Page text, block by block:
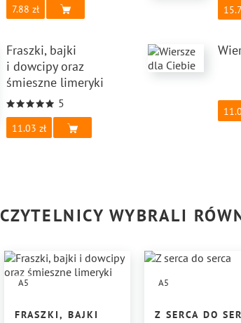
7.88
Fraszki, bajki
i dowcipy oraz
śmieszne limeryki
5
11.03
CZYTELNICY WYBRALI
A5
FRASZKI, BAJKI
A5
Z SERCA DO